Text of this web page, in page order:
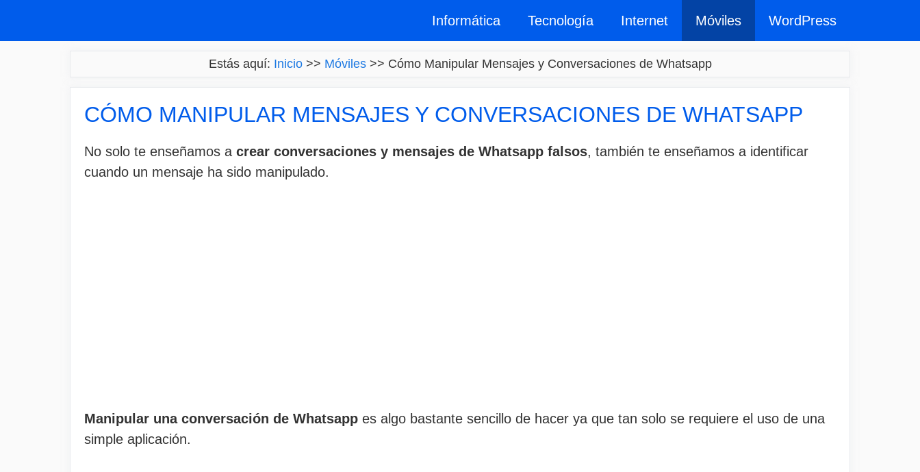
Informática Tecnología Internet Móviles WordPress
Estás aquí: Inicio>> Móviles>> Cómo Manipular Mensajes y Conversaciones de Whatsapp
CÓMO MANIPULAR MENSAJES Y CONVERSACIONES DE WHATSAPP
No solo te enseñamos a crear conversaciones y mensajes de Whatsapp falsos, también te enseñamos a identificar
cuando un mensaje ha sido manipulado.
Manipular una conversación de Whatsapp es algo bastante sencillo de hacer ya que tan solo se requiere el uso de una
simple aplicación.